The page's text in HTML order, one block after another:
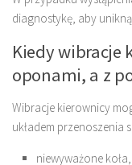
diagnostykę, aby
Kiedy wibracje
oponami, a z
Wibracje kierownicy
układem przenoszenia
niewyważone koła,